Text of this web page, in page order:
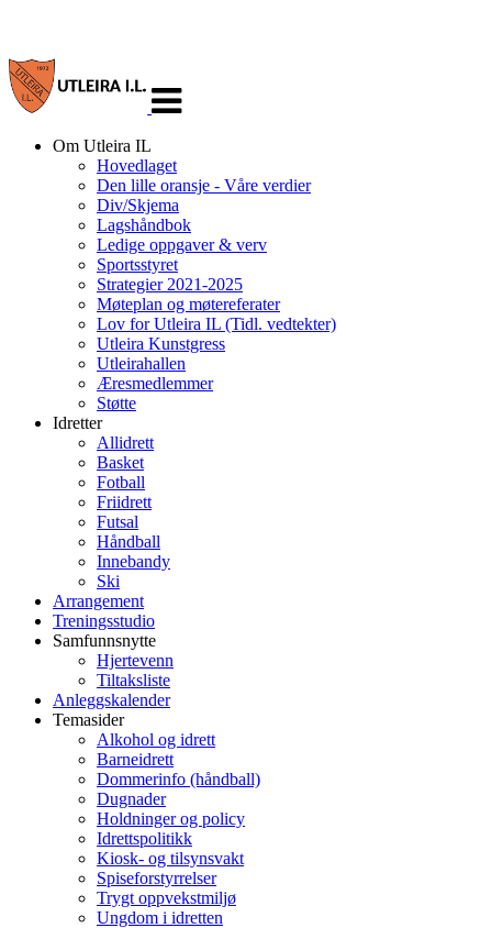
navigasjon
Om Utleira IL
Hovedlaget
Den lille oransje - Våre verdier
Div/Skjema
Lagshåndbok
Ledige oppgaver & verv
Sportsstyret
Strategier 2021-2025
Møteplan og møtereferater
Lov for Utleira IL (Tidl. vedtekter)
Utleira Kunstgress
Utleirahallen
Æresmedlemmer
Støtte
Idretter
Allidrett
Basket
Fotball
Friidrett
Futsal
Håndball
Innebandy
Ski
Arrangement
Treningsstudio
Samfunnsnytte
Hjertevenn
Tiltaksliste
Anleggskalender
Temasider
Alkohol og idrett
Barneidrett
Dommerinfo (håndball)
Dugnader
Holdninger og policy
Idrettspolitikk
Kiosk- og tilsynsvakt
Spiseforstyrrelser
Trygt oppvekstmiljø
Ungdom i idretten